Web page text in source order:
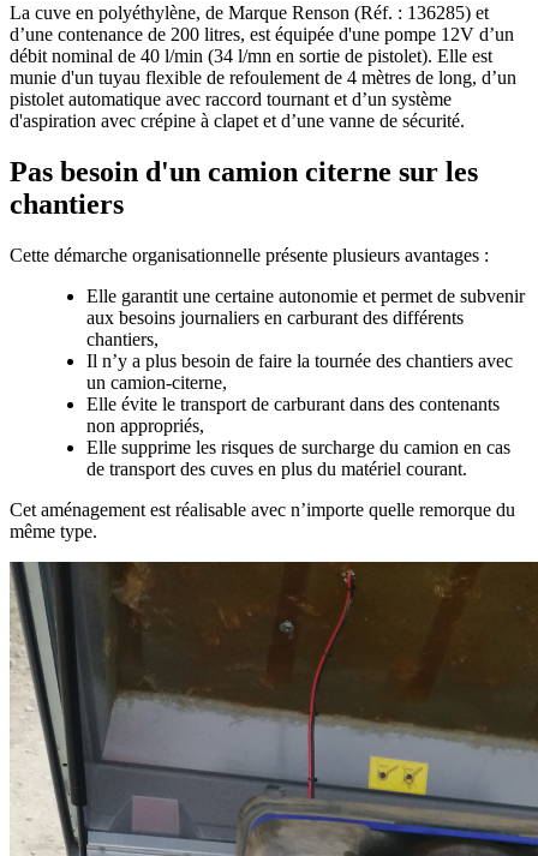
La cuve en polyéthylène, de Marque Renson (Réf. : 136285) et
d’une contenance de 200 litres, est équipée d'une pompe 12V d’un
débit nominal de 40 l/min (34 l/mn en sortie de pistolet). Elle est
munie d'un tuyau flexible de refoulement de 4 mètres de long, d’un
pistolet automatique avec raccord tournant et d’un système
d'aspiration avec crépine à clapet et d’une vanne de sécurité.
Pas besoin d'un camion citerne sur les
chantiers
Cette démarche organisationnelle présente plusieurs avantages :
Elle garantit une certaine autonomie et permet de subvenir
aux besoins journaliers en carburant des différents
chantiers,
Il n’y a plus besoin de faire la tournée des chantiers avec
un camion-citerne,
Elle évite le transport de carburant dans des contenants
non appropriés,
Elle supprime les risques de surcharge du camion en cas
de transport des cuves en plus du matériel courant.
Cet aménagement est réalisable avec n’importe quelle remorque du
même type.